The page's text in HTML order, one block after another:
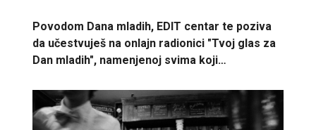
Povodom Dana mladih, EDIT centar te poziva
da učestvuješ na onlajn radionici "Tvoj glas za
Dan mladih", namenjenoj svima koji…